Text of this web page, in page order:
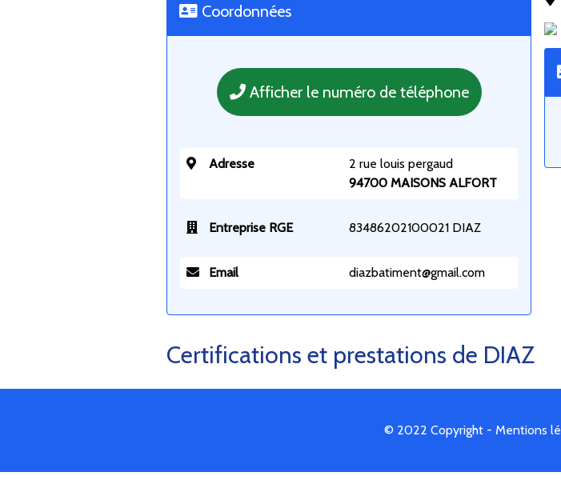
Coordonnées
Afficher le numéro de téléphone
Adresse
2 rue louis pergaud
94700 MAISONS ALFORT
Entreprise RGE 83486202100021 DIAZ
Email diazbatiment@gmail.com
Certifications et prestations de DIAZ
© 2022 Copyright - Mentions